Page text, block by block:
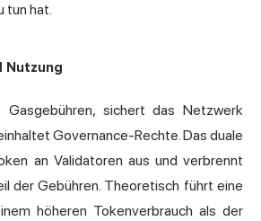
tun hat.
Nutzung
sichert das Netzwerk
Governance-Rechte. Das duale
an Validatoren aus und verbrennt
der Gebühren. Theoretisch führt eine
höheren Tokenverbrauch als der